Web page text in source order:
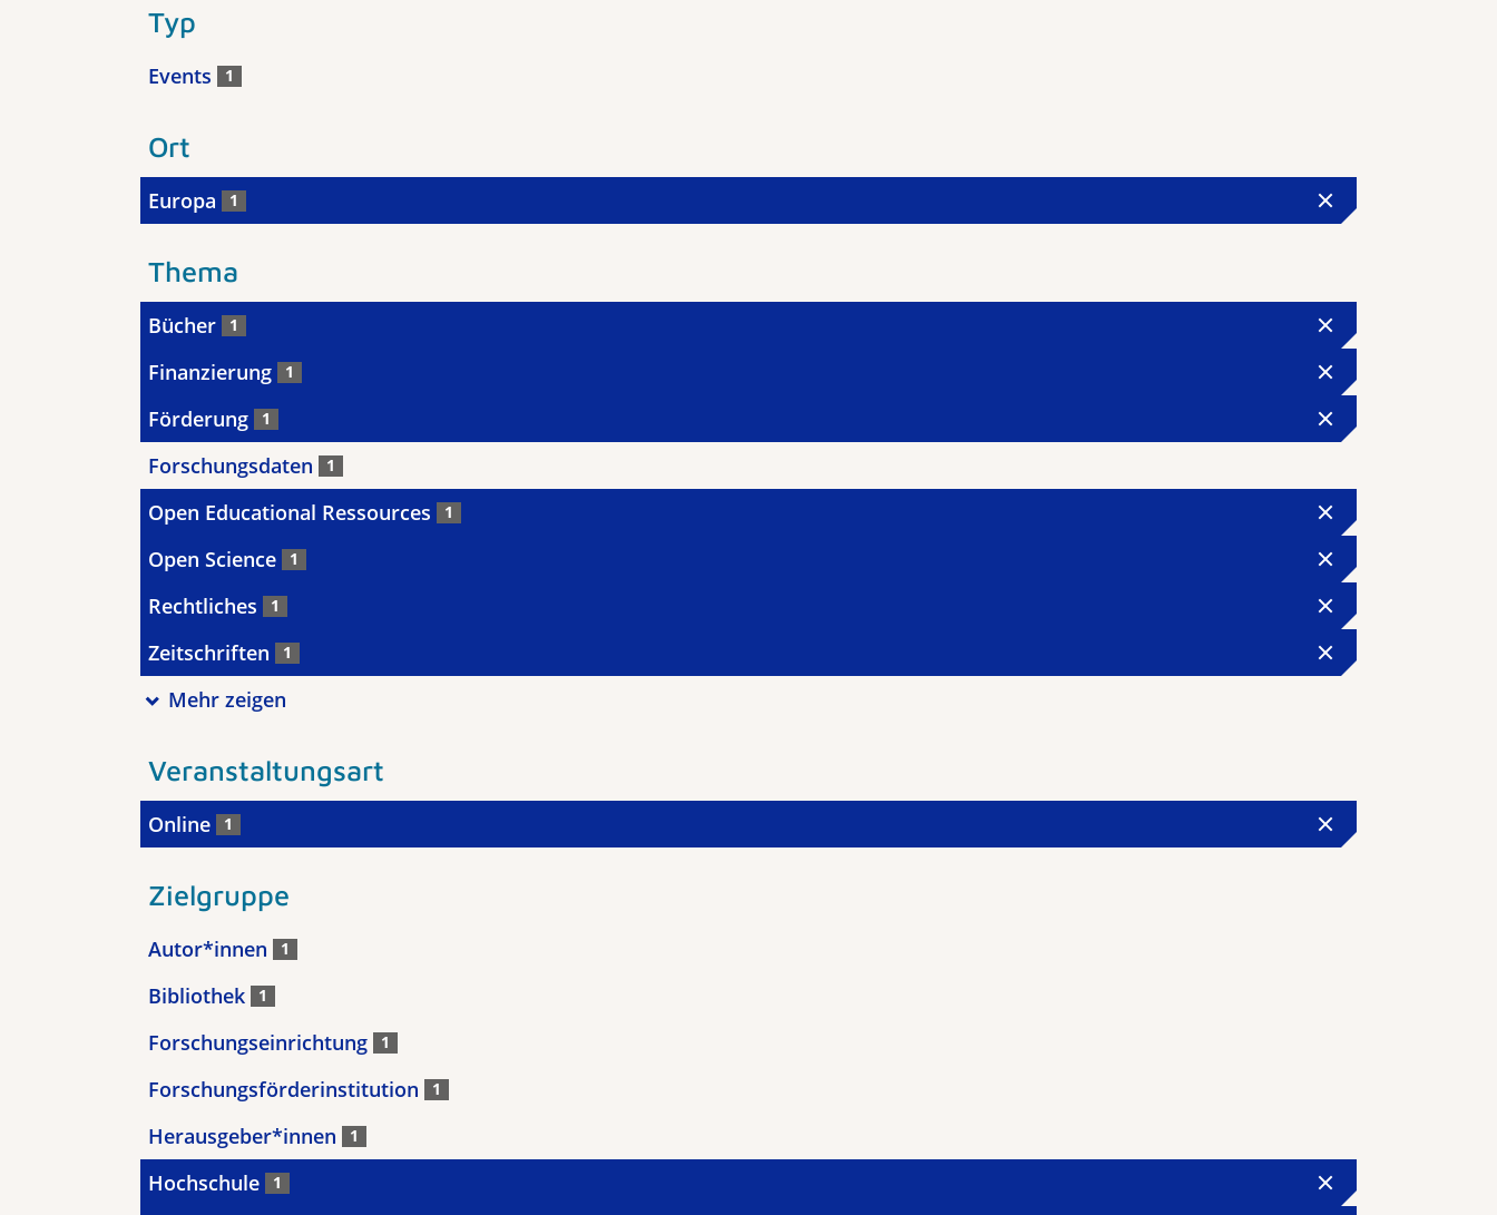
Typ
Events 1
Ort
Europa 1
Thema
Bücher 1
Finanzierung 1
Förderung 1
Forschungsdaten 1
Open Educational Ressources 1
Open Science 1
Rechtliches 1
Zeitschriften 1
Mehr zeigen
Veranstaltungsart
Online 1
Zielgruppe
Autor*innen 1
Bibliothek 1
Forschungseinrichtung 1
Forschungsförderinstitution 1
Herausgeber*innen 1
Hochschule 1